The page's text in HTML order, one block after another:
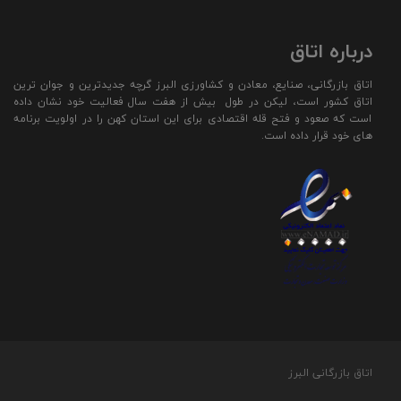
درباره اتاق
اتاق بازرگانی، صنایع، معادن و کشاورزی البرز گرچه جدیدترین و جوان ترین
اتاق کشور است، لیکن در طول بیش از هفت سال فعالیت خود نشان داده
است که صعود و فتح قله اقتصادی برای این استان کهن را در اولویت برنامه
های خود قرار داده است.
اتاق بازرگانی البرز